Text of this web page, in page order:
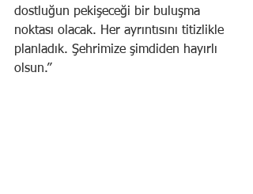
dostluğun pekişeceği bir buluşma
noktası olacak. Her ayrıntısını titizlikle
planladık. Şehrimize şimdiden hayırlı
olsun.”